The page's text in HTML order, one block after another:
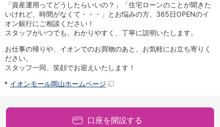
サービス
Myステージ
相続・税務のご相談
電子マネーWAON
セキュリティ
インボイス
その他サービス
手数料
「資産運用ってどうしたらいいの？」「住宅ローンのことが聞きた
いけれど、時間がなくて・・・」とお悩みの方、365日OPENのイ
オン銀行にご相談ください！
スタッフがいつでも、わかりやすく、丁寧に説明いたします。
お仕事の帰りや、イオンでのお買物のあと、お気軽にお立ち寄りく
ださい。
スタッフ一同、笑顔でお迎えいたします！
イオンモール岡山ホームページ
口座を開設する